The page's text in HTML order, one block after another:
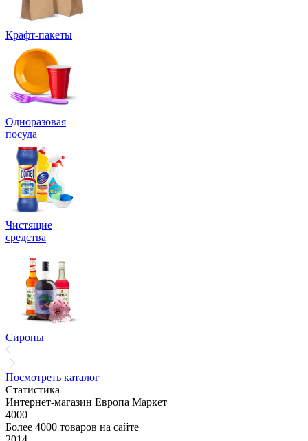
Крафт-пакеты
Одноразовая
посуда
Чистящие
средства
Сиропы
Посмотреть каталог
Статистика
Интернет-магазин Европа Маркет
4000
Более 4000 товаров на сайте